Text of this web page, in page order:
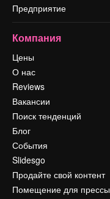
Предприятие
Компания
Цены
О нас
Reviews
Вакансии
Поиск тенденций
Блог
События
Slidesgo
Продайте свой контент
Помещение для прессы